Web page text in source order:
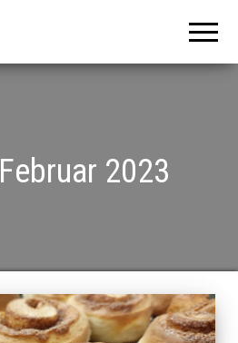
Februar 2023